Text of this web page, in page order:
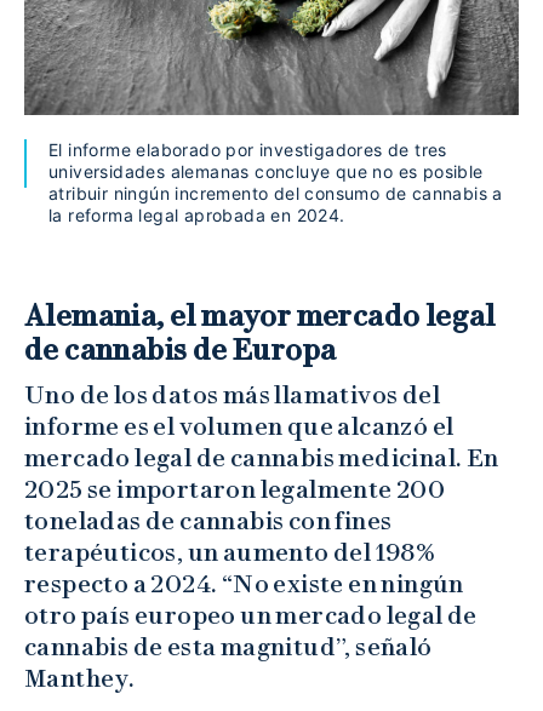
El informe elaborado por investigadores de tres
universidades alemanas concluye que no es posible
atribuir ningún incremento del consumo de cannabis a
la reforma legal aprobada en 2024.
Alemania, el mayor mercado legal
de cannabis de Europa
Uno de los datos más llamativos del
informe es el volumen que alcanzó el
mercado legal de cannabis medicinal. En
2025 se importaron legalmente 200
toneladas de cannabis con fines
terapéuticos, un aumento del 198%
respecto a 2024. “No existe en ningún
otro país europeo un mercado legal de
cannabis de esta magnitud”, señaló
Manthey.